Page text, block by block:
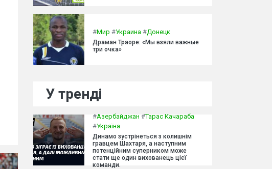
#Мир #Украина #Донецк
Драман Траоре: «Мы взяли важные
три очка»
У тренді
#Азербайджан #Тарас Качараба
#Україна
Динамо зустрінеться з колишнім
гравцем Шахтаря, а наступним
потенційним суперником може
стати ще один вихованець цієї
команди.